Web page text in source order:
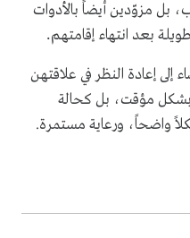
بل مزوّدين أيضاً بالأدوات
بعد انتهاء إقامتهم.
إلى إعادة النظر في علاقتهن
بشكل مؤقت، بل كحالة
واضحاً، ورعاية مستمرة.